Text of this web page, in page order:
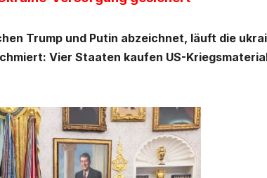
Trump und Putin abzeichnet, läuft die
Vier Staaten kaufen US-